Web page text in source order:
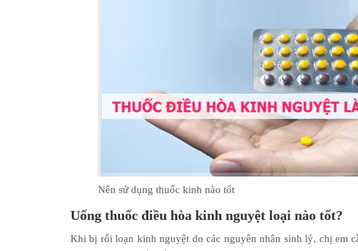
Nên sử dụng thuốc kinh nào tốt
Uống thuốc điều hòa kinh nguyệt loại nào tốt?
Khi bị rối loạn kinh nguyệt do các nguyên nhân sinh lý, chị em